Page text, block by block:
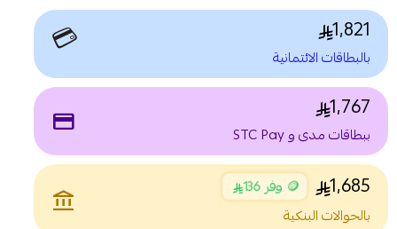
1,821
بالبطاقات الائتمانية 💳
1,767
ببطاقات مدى و STC Pay payment
1,685 🪙 وفر 136
بالحوالات البنكية
account_balance